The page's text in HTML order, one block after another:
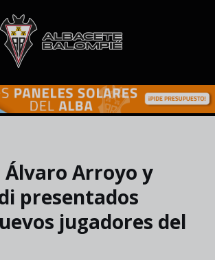
Álvaro Arroyo y
presentados
jugadores del